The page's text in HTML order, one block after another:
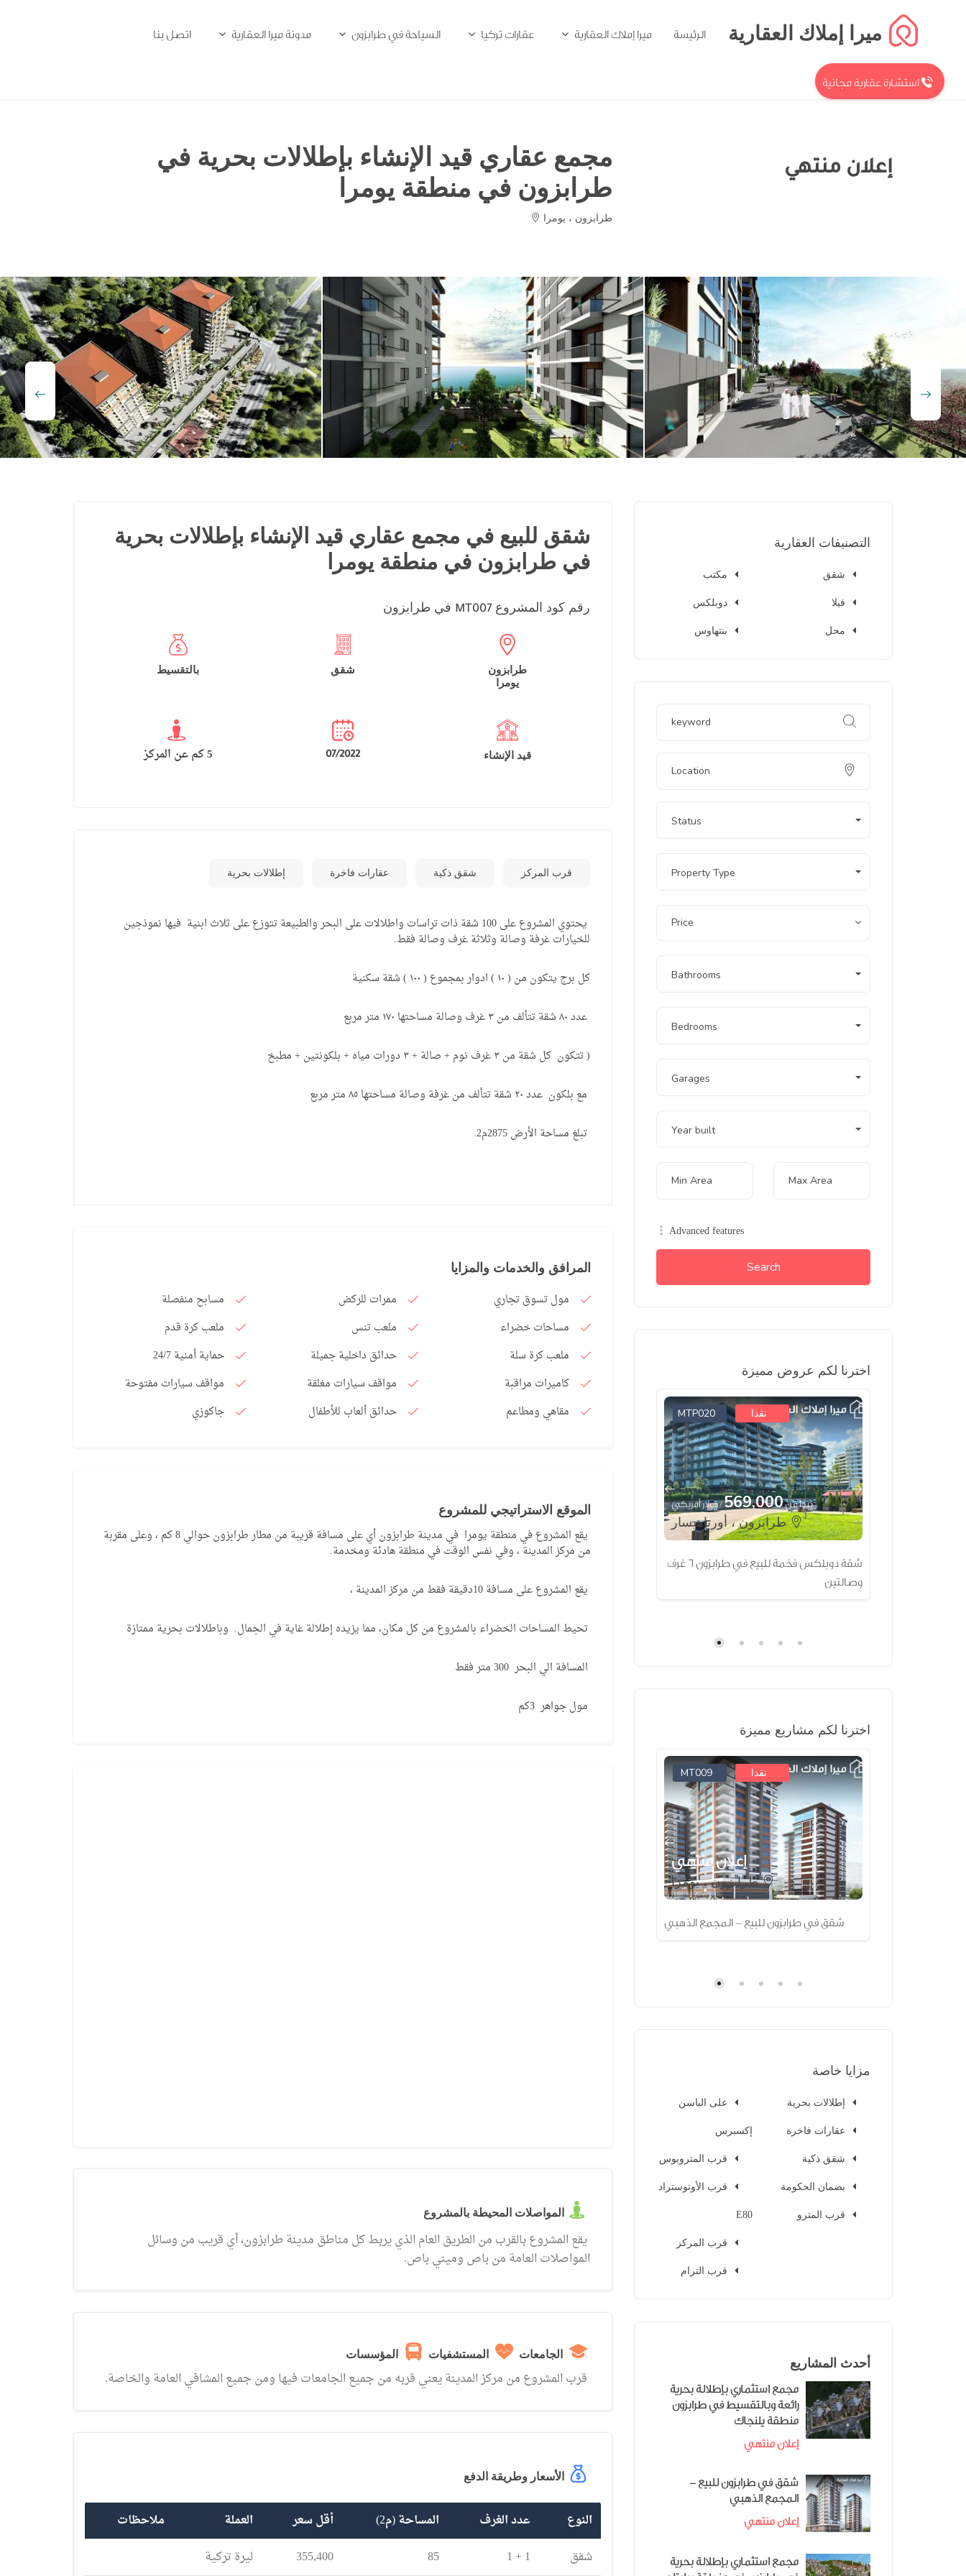
ميرا إملاك العقارية الرئيسة ميرا إملاك العقارية عقارات تركيا السياحة في طرابزون مدونة ميرا العقارية اتصل بنا
استشارة عقارية مجانية
مجمع عقاري قيد الإنشاء بإطلالات بحرية في
طرابزون في منطقة يومرا
طرابزون ، يومرا
إعلان منتهي
شقق للبيع في مجمع عقاري قيد الإنشاء بإطلالات بحرية
في طرابزون في منطقة يومرا
MT007 رقم كود المشروع
طرابزون
يومرا
شقق بالتقسيط
قيد الإنشاء 07/2022 5 كم عن المركز
إطلالات بحرية عقارات فاخرة شقق ذكية قرب المركز
يحتوي المشروع على 100 شقة ذات تراسات واطلالات على البحر والطبيعة تتوزع على ثلاث ابنية فيها نموذجين
للخيارات غرفة وصالة وثلاثة غرف وصالة فقط.
كل برج يتكون من ( ١٠ ) ادوار بمجموع ( ١٠٠ ) شقة سكنية
عدد ٨٠ شقة تتألف من ٣ غرف وصالة مساحتها ١٧٠ متر مربع
( تتكون كل شقة من ٣ غرف نوم + صالة + ٣ دورات مياه + بلكونتين + مطبخ
مع بلكون عدد ٢٠ شقة تتألف من غرفة وصالة مساحتها ٨٥ متر مربع
تبلغ مساحة الأرض 2875م2.
المرافق والخدمات والمزايا
مول تسوق تجاري
مساحات خضراء
ملعب كرة سلة
كاميرات مراقبة
مقاهي ومطاعم
ممرات للركض
ملعب تنس
حدائق داخلية جميلة
مواقف سيارات مغلقة
حدائق ألعاب للأطفال
مسابح منفصلة
ملعب كرة قدم
حماية أمنية 24/7
مواقف سيارات مفتوحة
جاكوزي
الموقع الاستراتيجي للمشروع
يقع المشروع في منطقة يومرا في مدينة طرابزون أي على مسافة قريبة من مطار طرابزون حوالي 8 كم ، وعلى مقربة
من مركز المدينة ، وفي نفس الوقت في منطقة هادئة ومخدمة.
يقع المشروع على مسافة 10دقيقة فقط من مركز المدينة ،
تحيط المساحات الخضراء بالمشروع من كل مكان، مما يزيده إطلالة غاية في الجمال. وباطلالات بحرية ممتازة
المسافة الي البحر 300 متر فقط
مول جواهر 3كم
المواصلات المحيطة بالمشروع
يقع المشروع بالقرب من الطريق العام الذي يربط كل مناطق مدينة طرابزون، أي قريب من وسائل
المواصلات العامة من باص وميني باص.
الجامعات المستشفيات المؤسسات
قرب المشروع من مركز المدينة يعني قربه من جميع الجامعات فيها ومن جميع المشافي العامة والخاصة.
الأسعار وطريقة الدفع
النوع عدد الغرف المساحة (م2) أقل سعر العملة
ملاحظات
شقق
1 + 1
85
355,400 ليرة تركية
التصنيفات العقارية
شقق
فيلا
محل
مكتب
دوبلكس
بنتهاوس
Status
Property Type
Price
Bathrooms
Bedrooms
Garages
Year built
Advanced features
Search
اخترنا لكم عروض مميزة
MTP018 نقدا
سكني آمن
نقدا
يبدأ من96,000 / دولار أمريكي
شقة 3 غرف وصالة للبيع في طرابزون منطقة
أرسين بسعر رخيص بإطلالة مميزة على البحر
MTP020 نقدا
يبدأ من569,000/ دولار أمريكي
طرابزون ، أورتاهيسار
شقة دوبلكس فخمة للبيع في طرابزون 6 غرف
وصالتين
اخترنا لكم مشاريع مميزة
MT009 نقدا
إعلان منتهي
طرابزون ، يومرا
شقق في طرابزون للبيع - المجمع الذهبي
مزايا خاصة
إطلالات بحرية
عقارات فاخرة
شقق ذكية
بضمان الحكومة
قرب المترو
على الباسن
إكسبرس
قرب المتروبوس
قرب الأوتوستراد
E80
قرب المركز
قرب الترام
أحدث المشاريع
مجمع استثماري بإطلالة بحرية
رائعة وبالتقسيط في طرابزون
منطقة يلنجاك
إعلان منتهي
شقق في طرابزون للبيع -
المجمع الذهبي
إعلان منتهي
مجمع استثماري بإطلالة بحرية